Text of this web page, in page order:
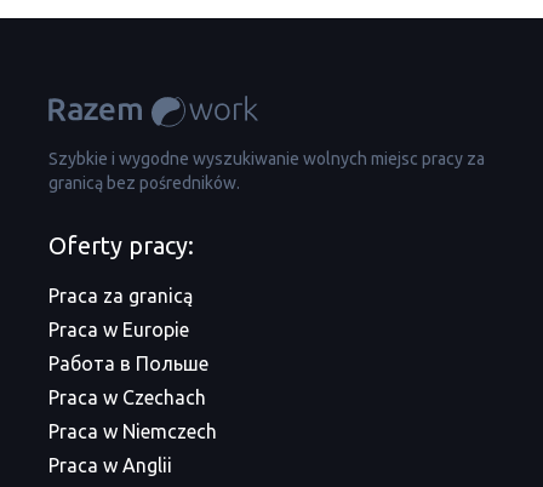
Szybkie i wygodne wyszukiwanie wolnych miejsc pracy za
granicą bez pośredników.
Oferty pracy:
Praca za granicą
Praca w Europie
Работа в Польше
Praca w Czechach
Praca w Niemczech
Praca w Anglii